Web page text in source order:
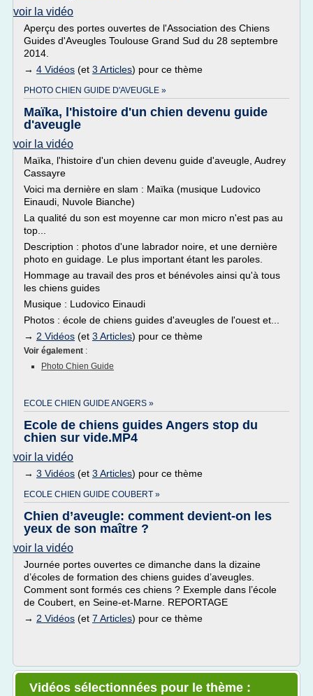
voir la vidéo
Aperçu des portes ouvertes de l'Association des Chiens
Guides d'Aveugles Toulouse Grand Sud du 28 septembre
2014.
→ 4 Vidéos (et 3 Articles) pour ce thème
PHOTO CHIEN GUIDE D'AVEUGLE »
Maïka, l'histoire d'un chien devenu guide
d'aveugle
voir la vidéo
Maïka, l'histoire d'un chien devenu guide d'aveugle, Audrey
Cassayre
Voici ma dernière en slam : Maïka (musique Ludovico
Einaudi, Nuvole Bianche)
La qualité du son est moyenne car mon micro n'est pas au
top...
Description : photos d'une labrador noire, et une dernière
photo en guidage. Le plus important étant les paroles.
Hommage au travail des pros et bénévoles ainsi qu'à tous
les chiens guides
Musique : Ludovico Einaudi
Photos : école de chiens guides d'aveugles de l'ouest et...
→ 2 Vidéos (et 3 Articles) pour ce thème
Voir également :
Photo Chien Guide
ECOLE CHIEN GUIDE ANGERS »
Ecole de chiens guides Angers stop du
chien sur vide.MP4
voir la vidéo
→ 3 Vidéos (et 3 Articles) pour ce thème
ECOLE CHIEN GUIDE COUBERT »
Chien d’aveugle: comment devient-on les
yeux de son maître ?
voir la vidéo
Journée portes ouvertes ce dimanche dans la dizaine
d’écoles de formation des chiens guides d’aveugles.
Comment sont formés ces chiens ? Exemple dans l’école
de Coubert, en Seine-et-Marne. REPORTAGE
→ 2 Vidéos (et 7 Articles) pour ce thème
Vidéos sélectionnées pour le thème :